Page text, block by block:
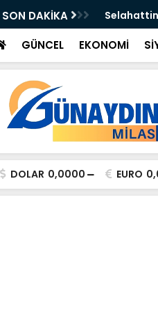
SON DAKİKA Selahattin
GÜNCEL EKONOMİ
DOLAR 0,0000 EURO